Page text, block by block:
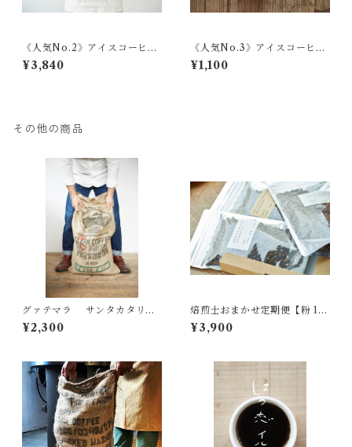
《人気No.2》アイスコーヒー
ミニ 4本セット専用BOX入
り
¥3,840
《人気No.3》アイスコーヒー
レギュラーサイズ 1L【無
糖】
¥1,100
その他の商品
グァテマラ サンタカタリー
ナ農園HAB 深煎り 200g
¥2,300
焙煎士おまかせ定期便【粉 10
0g】3種 ｜送料無料｜
¥3,900